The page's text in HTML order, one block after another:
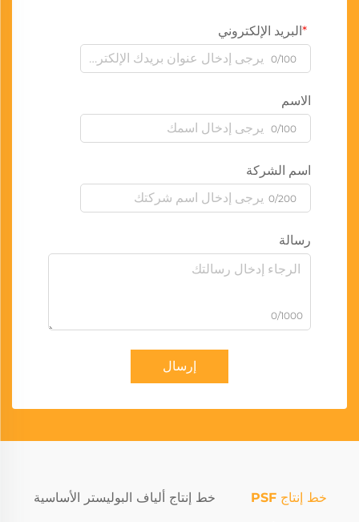
البريد الإلكتروني
0/100
الاسم
0/100
اسم الشركة
0/200
رسالة
0/1000
إرسال
خط إنتاج PSF خط إنتاج ألياف البوليستر الأساسية